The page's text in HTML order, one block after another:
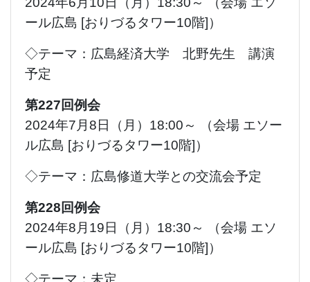
ール広島 [おりづるタワー10階]）
◇テーマ：広島経済大学 北野先生 講演
予定
第227回例会
2024年7月8日（月）18:00～ （会場 エソー
ル広島 [おりづるタワー10階]）
◇テーマ：広島修道大学との交流会予定
第228回例会
2024年8月19日（月）18:30～ （会場 エソ
ール広島 [おりづるタワー10階]）
◇テーマ：未定